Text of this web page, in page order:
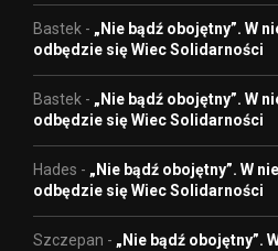
Bastek - „Nie bądź obojętny”. W
odbędzie się Wiec Solidarności
Bastek - „Nie bądź obojętny”. W
odbędzie się Wiec Solidarności
Hades - „Nie bądź obojętny”. W
odbędzie się Wiec Solidarności
Szczepan - „Nie bądź obojętny”.